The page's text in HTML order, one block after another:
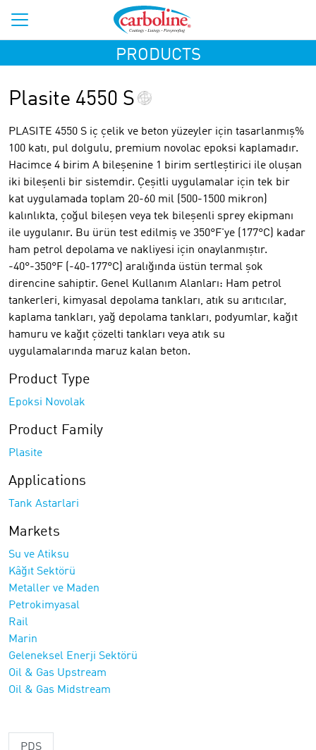
PRODUCTS
Plasite 4550 S
PLASITE 4550 S iç çelik ve beton yüzeyler için tasarlanmış%
100 katı, pul dolgulu, premium novolac epoksi kaplamadır.
Hacimce 4 birim A bileşenine 1 birim sertleştirici ile oluşan
iki bileşenli bir sistemdir. Çeşitli uygulamalar için tek bir
kat uygulamada toplam 20-60 mil (500-1500 mikron)
kalınlıkta, çoğul bileşen veya tek bileşenli sprey ekipmanı
ile uygulanır. Bu ürün test edilmiş ve 350°F'ye (177°C) kadar
ham petrol depolama ve nakliyesi için onaylanmıştır.
-40°-350°F (-40-177°C) aralığında üstün termal şok
direncine sahiptir. Genel Kullanım Alanları: Ham petrol
tankerleri, kimyasal depolama tankları, atık su arıtıcılar,
kaplama tankları, yağ depolama tankları, podyumlar, kağıt
hamuru ve kağıt çözelti tankları veya atık su
uygulamalarında maruz kalan beton.
Product Type
Epoksi Novolak
Product Family
Plasite
Applications
Tank Astarlari
Markets
Su ve Atiksu
Kâğıt Sektörü
Metaller ve Maden
Petrokimyasal
Rail
Marin
Geleneksel Enerji Sektörü
Oil & Gas Upstream
Oil & Gas Midstream
PDS